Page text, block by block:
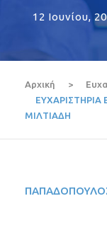
12 Ιουνίου,
Αρχική >
ΜΙΛΤΙΑΔΗ